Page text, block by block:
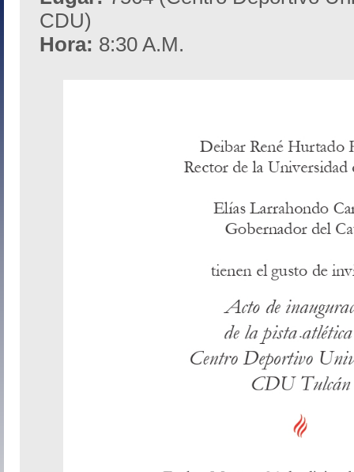
CDU)
Hora: 8:30 A.M.